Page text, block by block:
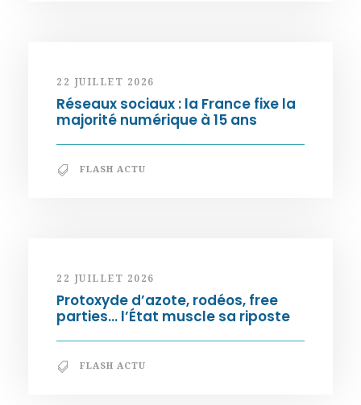
22 JUILLET 2026
Réseaux sociaux : la France fixe la
majorité numérique à 15 ans
FLASH ACTU
22 JUILLET 2026
Protoxyde d’azote, rodéos, free
parties… l’État muscle sa riposte
FLASH ACTU